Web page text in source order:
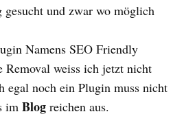
gesucht und zwar wo möglich
Namens SEO Friendly
Removal weiss ich jetzt nicht
egal noch ein Plugin muss nicht
imBlog reichen aus.